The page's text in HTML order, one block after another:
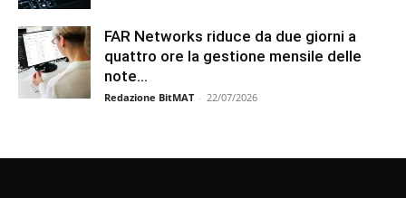
FAR Networks riduce da due giorni a
quattro ore la gestione mensile delle
note...
Redazione BitMAT - 22/07/2026